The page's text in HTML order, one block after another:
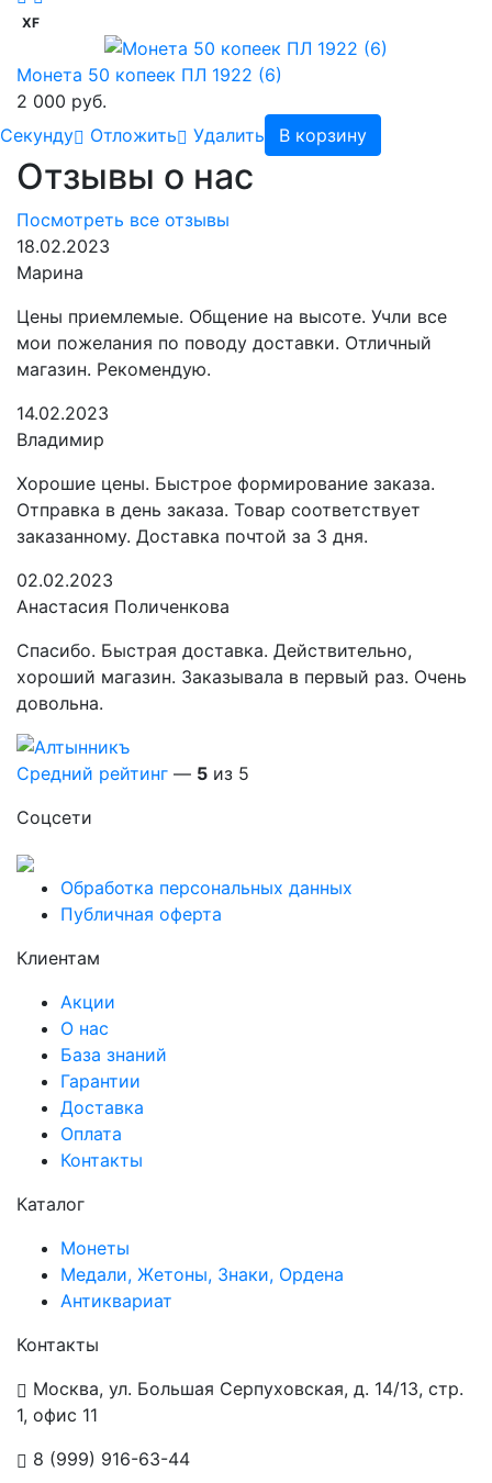
XF
Монета 50 копеек ПЛ 1922 (6)
2 000 руб.
Cекунду
Отложить Удалить В корзину
Отзывы о нас
Посмотреть все отзывы
18.02.2023
Марина
Цены приемлемые. Общение на высоте. Учли все
мои пожелания по поводу доставки. Отличный
магазин. Рекомендую.
14.02.2023
Владимир
Хорошие цены. Быстрое формирование заказа.
Отправка в день заказа. Товар соответствует
заказанному. Доставка почтой за 3 дня.
02.02.2023
Анастасия Поличенкова
Спасибо. Быстрая доставка. Действительно,
хороший магазин. Заказывала в первый раз. Очень
довольна.
Средний рейтинг — 5 из 5
Соцсети
Обработка персональных данных
Публичная оферта
Клиентам
Акции
О нас
База знаний
Гарантии
Доставка
Оплата
Контакты
Каталог
Монеты
Медали, Жетоны, Знаки, Ордена
Антиквариат
Контакты
Москва, ул. Большая Серпуховская, д. 14/13, стр.
1, офис 11
8 (999) 916-63-44